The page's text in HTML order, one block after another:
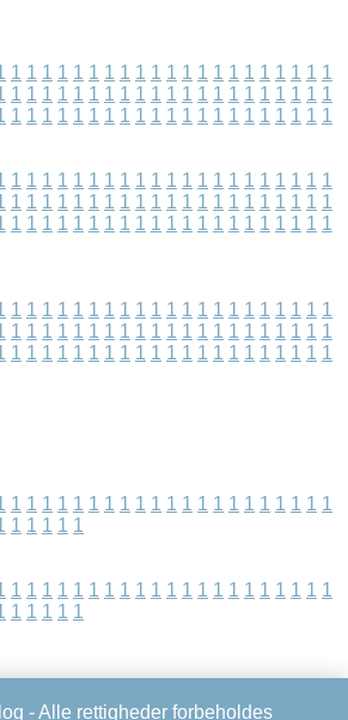
1 1 1 1 1 1 1 1 1 1 1 1 1 1 1 1 1 1 1 1 1
1 1 1 1 1 1 1 1 1 1 1 1 1 1 1 1 1 1 1 1 1
1 1 1 1 1 1 1 1 1 1 1 1 1 1 1 1 1 1 1 1 1
1 1 1 1 1 1 1 1 1 1 1 1 1 1 1 1 1 1 1 1 1
1 1 1 1 1 1 1 1 1 1 1 1 1 1 1 1 1 1 1 1 1
1 1 1 1 1 1 1 1 1 1 1 1 1 1 1 1 1 1 1 1 1
1 1 1 1 1 1 1 1 1 1 1 1 1 1 1 1 1 1 1 1 1
1 1 1 1 1 1 1 1 1 1 1 1 1 1 1 1 1 1 1 1 1
1 1 1 1 1 1 1 1 1 1 1 1 1 1 1 1 1 1 1 1 1
1 1 1 1 1 1 1 1 1 1 1 1 1 1 1 1 1 1 1 1 1
1 1 1 1 1
1 1 1 1 1 1 1 1 1 1 1 1 1 1 1 1 1 1 1 1 1
1 1 1 1 1
- Alle rettigheder forbeholdes